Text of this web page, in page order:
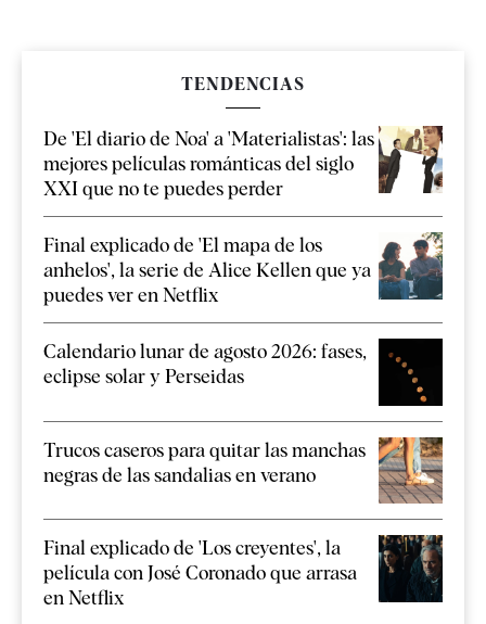
TENDENCIAS
De 'El diario de Noa' a 'Materialistas': las
mejores películas románticas del siglo
XXI que no te puedes perder
Final explicado de 'El mapa de los
anhelos', la serie de Alice Kellen que ya
puedes ver en Netflix
Calendario lunar de agosto 2026: fases,
eclipse solar y Perseidas
Trucos caseros para quitar las manchas
negras de las sandalias en verano
Final explicado de 'Los creyentes', la
película con José Coronado que arrasa
en Netflix